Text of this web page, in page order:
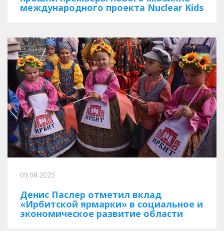
международного проекта Nuclear Kids
09.08.2025
Денис Паслер отметил вклад
«Ирбитской ярмарки» в социальное и
экономическое развитие области